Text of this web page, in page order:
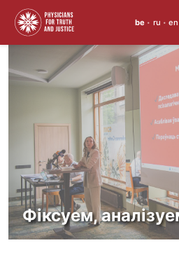
да
змесціва
be • ru • en
Фіксуем,